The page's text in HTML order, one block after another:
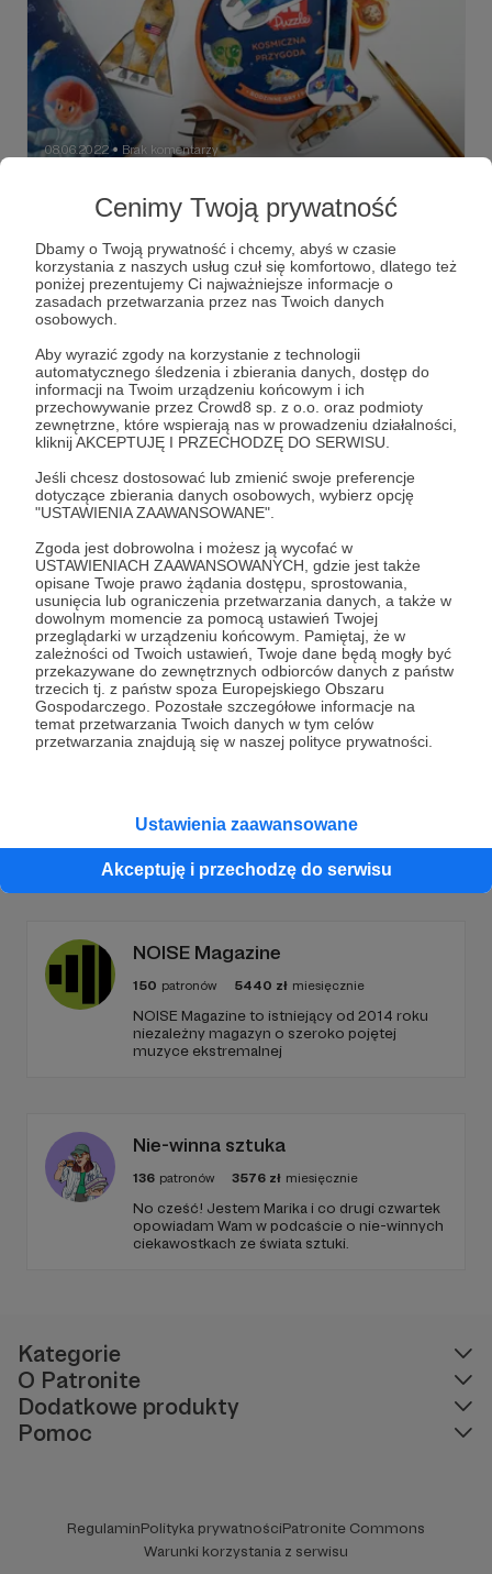
Cenimy Twoją prywatność
Dbamy o Twoją prywatność i chcemy, abyś w czasie
korzystania z naszych usług czuł się komfortowo, dlatego też
poniżej prezentujemy Ci najważniejsze informacje o
zasadach przetwarzania przez nas Twoich danych
osobowych.
Aby wyrazić zgody na korzystanie z technologii
automatycznego śledzenia i zbierania danych, dostęp do
informacji na Twoim urządzeniu końcowym i ich
przechowywanie przez Crowd8 sp. z o.o. oraz podmioty
zewnętrzne, które wspierają nas w prowadzeniu działalności,
kliknij AKCEPTUJĘ I PRZECHODZĘ DO SERWISU.
Jeśli chcesz dostosować lub zmienić swoje preferencje
dotyczące zbierania danych osobowych, wybierz opcję
"USTAWIENIA ZAAWANSOWANE".
Zgoda jest dobrowolna i możesz ją wycofać w
USTAWIENIACH ZAAWANSOWANYCH, gdzie jest także
opisane Twoje prawo żądania dostępu, sprostowania,
usunięcia lub ograniczenia przetwarzania danych, a także w
dowolnym momencie za pomocą ustawień Twojej
przeglądarki w urządzeniu końcowym. Pamiętaj, że w
zależności od Twoich ustawień, Twoje dane będą mogły być
przekazywane do zewnętrznych odbiorców danych z państw
trzecich tj. z państw spoza Europejskiego Obszaru
Gospodarczego. Pozostałe szczegółowe informacje na
temat przetwarzania Twoich danych w tym celów
przetwarzania znajdują się w naszej polityce prywatności.
Ustawienia zaawansowane
Akceptuję i przechodzę do serwisu
08.06.2022 ● Brak komentarzy
Nowy projekt - wzory na tkaniny
Na pewno nie raz widzieliście przytulne kocyki lub śpioszki
dla niemowląt w piękne akwarelowe wzory. Obecnie widać
silny trend wśród marek szyjących tego typu produkty,
aby grafiki pochodziły od lokalnych artystów. Właśnie
wchodzę na to pole z moimi autorskimi grafikami.
akwarele sztuka malarstwo +3
Dołącz do grona Patronów!
Wesprzyj działalność AutoraAnna Bednarczyk
Ilustracjejuż teraz!
Zostań Patronem
Promowani autorzy
NOISE Magazine
150 patronów 5440 zł miesięcznie
NOISE Magazine to istniejący od 2014 roku
niezależny magazyn o szeroko pojętej
muzyce ekstremalnej
Nie-winna sztuka
136 patronów 3576 zł miesięcznie
No cześć! Jestem Marika i co drugi czwartek
opowiadam Wam w podcaście o nie-winnych
ciekawostkach ze świata sztuki.
Kategorie
O Patronite
Dodatkowe produkty
Pomoc
RegulaminPolityka prywatnościPatronite Commons
Warunki korzystania z serwisu